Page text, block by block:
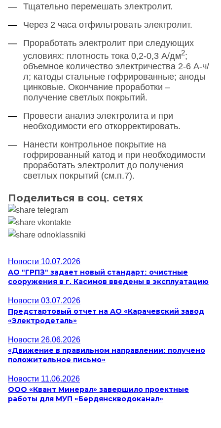
Тщательно перемешать электролит.
Через 2 часа отфильтровать электролит.
Проработать электролит при следующих
условиях: плотность тока 0,2-0,3 А/дм2;
объемное количество электричества 2-6 А-ч/
л; катоды стальные гофрированные; аноды
цинковые. Окончание проработки –
получение светлых покрытий.
Провести анализ электролита и при
необходимости его откорректировать.
Нанести контрольное покрытие на
гофрированный катод и при необходимости
проработать электролит до получения
светлых покрытий (см.п.7).
Поделиться в соц. сетях
Новости 10.07.2026
АО "ГРПЗ" задает новый стандарт: очистные
сооружения в г. Касимов введены в эксплуатацию
Новости 03.07.2026
Предстартовый отчет на АО «Карачевский завод
«Электродеталь»
Новости 26.06.2026
«Движение в правильном направлении: получено
положительное письмо»
Новости 11.06.2026
ООО «Квант Минерал» завершило проектные
работы для МУП «Бердянскводоканал»